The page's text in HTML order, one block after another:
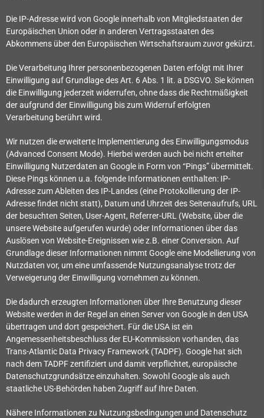
Die IP-Adresse wird von Google innerhalb von Mitgliedstaaten der
Europäischen Union oder in anderen Vertragsstaaten des
Abkommens über den Europäischen Wirtschaftsraum zuvor gekürzt.
Die Verarbeitung Ihrer personenbezogenen Daten erfolgt mit Ihrer
Einwilligung auf Grundlage des Art. 6 Abs. 1 lit. a DSGVO. Sie können
die Einwilligung jederzeit widerrufen, ohne dass die Rechtmäßigkeit
der aufgrund der Einwilligung bis zum Widerruf erfolgten
Verarbeitung berührt wird.
Wir nutzen die erweiterte Implementierung des Einwilligungsmodus
(Advanced Consent Mode). Hierbei werden auch bei nicht erteilter
Einwilligung Nutzerdaten an Google in Form von “Pings” übermittelt.
Diese Pings können u.a. folgende Informationen enthalten: IP-
Adresse zum Ableiten des IP-Landes (eine Protokollierung der IP-
Adresse findet nicht statt), Datum und Uhrzeit des Seitenaufrufs, URL
der besuchten Seiten, User-Agent, Referrer-URL (Website, über die
unsere Website aufgerufen wurde) oder Informationen über das
Auslösen von Website-Ereignissen wie z.B. einer Conversion. Auf
Grundlage dieser Informationen nimmt Google eine Modellierung von
Nutzdaten vor, um eine umfassende Nutzungsanalyse trotz der
Verweigerung der Einwilligung vornehmen zu können.
Die dadurch erzeugten Informationen über Ihre Benutzung dieser
Website werden in der Regel an einen Server von Google in den USA
übertragen und dort gespeichert. Für die USA ist ein
Angemessenheitsbeschluss der EU-Kommission vorhanden, das
Trans-Atlantic Data Privacy Framework (TADPF). Google hat sich
nach dem TADPF zertifiziert und damit verpflichtet, europäische
Datenschutzgrundsätze einzuhalten. Sowohl Google als auch
staatliche US-Behörden haben Zugriff auf Ihre Daten.
Nähere Informationen zu Nutzungsbedingungen und Datenschutz